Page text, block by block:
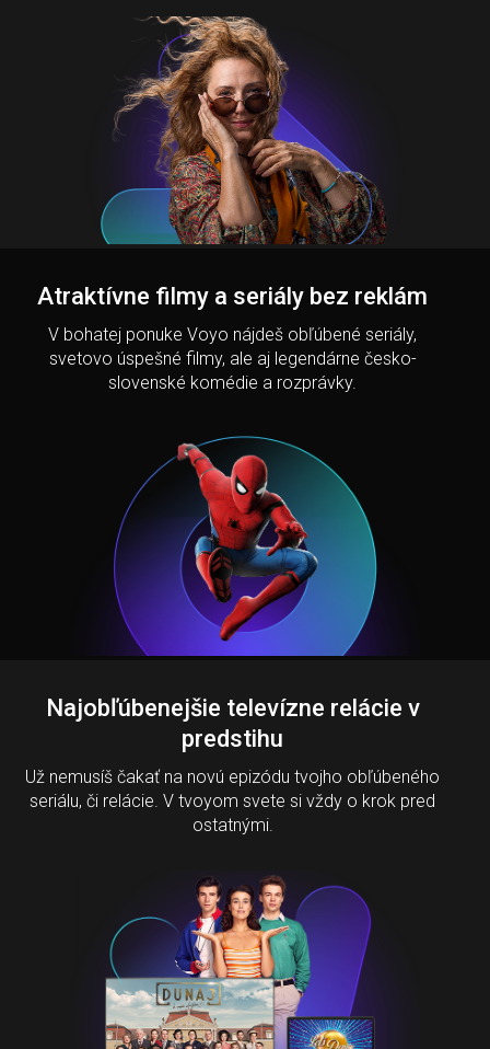
Atraktívne filmy a seriály bez reklám
V bohatej ponuke Voyo nájdeš obľúbené seriály,
svetovo úspešné filmy, ale aj legendárne česko-
slovenské komédie a rozprávky.
Najobľúbenejšie televízne relácie v
predstihu
Už nemusíš čakať na novú epizódu tvojho obľúbeného
seriálu, či relácie. V tvoyom svete si vždy o krok pred
ostatnými.